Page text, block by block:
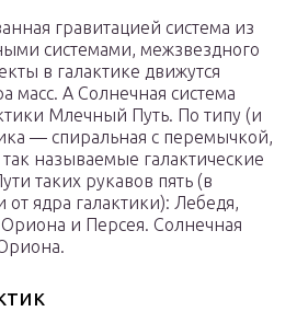
гравитацией система из
системами, межзвездного
в галактике движутся
масс. А Солнечная система
Млечный Путь. По типу (и
— спиральная с перемычкой,
называемые галактические
таких рукавов пять (в
от ядра галактики): Лебедя,
и Персея. Солнечная